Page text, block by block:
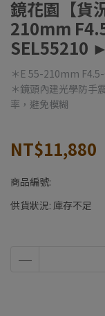
鏡花園【貨
210mm
SEL55210
＊E 55-210mm
＊鏡頭內建光學防手
率，避免模糊
NT$11,880
商品編號:
供貨狀況: 庫存不足